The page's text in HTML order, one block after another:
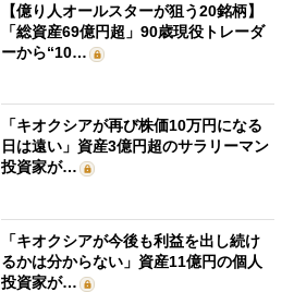
【億り人オールスターが狙う20銘柄】
「総資産69億円超」90歳現役トレーダ
ーから“10…
「キオクシアが再び株価10万円になる
日は遠い」資産3億円超のサラリーマン
投資家が…
「キオクシアが今後も利益を出し続け
るかは分からない」資産11億円の個人
投資家が…